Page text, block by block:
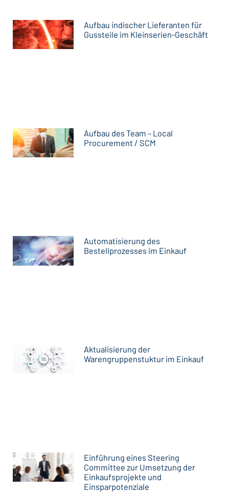
Aufbau indischer Lieferanten für
Gussteile im Kleinserien-Geschäft
Aufbau des Team – Local
Procurement / SCM
Automatisierung des
Bestellprozesses im Einkauf
Aktualisierung der
Warengruppenstuktur im Einkauf
Einführung eines Steering
Committee zur Umsetzung der
Einkaufsprojekte und
Einsparpotenziale